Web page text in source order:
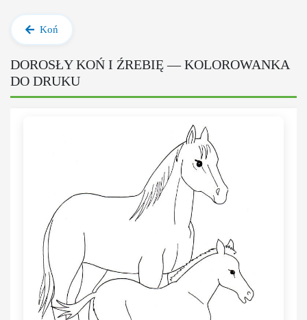
Koń
DOROSŁY KOŃ I ŹREBIĘ — KOLOROWANKA
DO DRUKU